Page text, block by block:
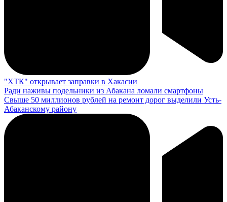
"ХТК" открывает заправки в Хакасии
Ради наживы подельники из Абакана ломали смартфоны
Свыше 50 миллионов рублей на ремонт дорог выделили Усть-
Абаканскому району